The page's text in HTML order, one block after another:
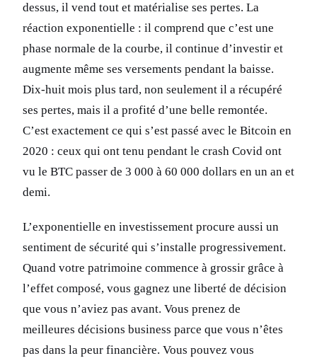
dessus, il vend tout et matérialise ses pertes. La
réaction exponentielle : il comprend que c’est une
phase normale de la courbe, il continue d’investir et
augmente même ses versements pendant la baisse.
Dix-huit mois plus tard, non seulement il a récupéré
ses pertes, mais il a profité d’une belle remontée.
C’est exactement ce qui s’est passé avec le Bitcoin en
2020 : ceux qui ont tenu pendant le crash Covid ont
vu le BTC passer de 3 000 à 60 000 dollars en un an et
demi.
L’exponentielle en investissement procure aussi un
sentiment de sécurité qui s’installe progressivement.
Quand votre patrimoine commence à grossir grâce à
l’effet composé, vous gagnez une liberté de décision
que vous n’aviez pas avant. Vous prenez de
meilleures décisions business parce que vous n’êtes
pas dans la peur financière. Vous pouvez vous